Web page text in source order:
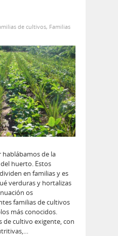
de cultivos, Familias
de la
huerto. Estos
en familias y es
verduras y hortalizas
os
familias de cultivos
más conocidos.
de cultivo exigente, con